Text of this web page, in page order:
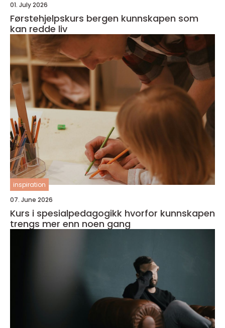
01. July 2026
Førstehjelpskurs bergen kunnskapen som
kan redde liv
inspiration
07. June 2026
Kurs i spesialpedagogikk hvorfor kunnskapen
trengs mer enn noen gang